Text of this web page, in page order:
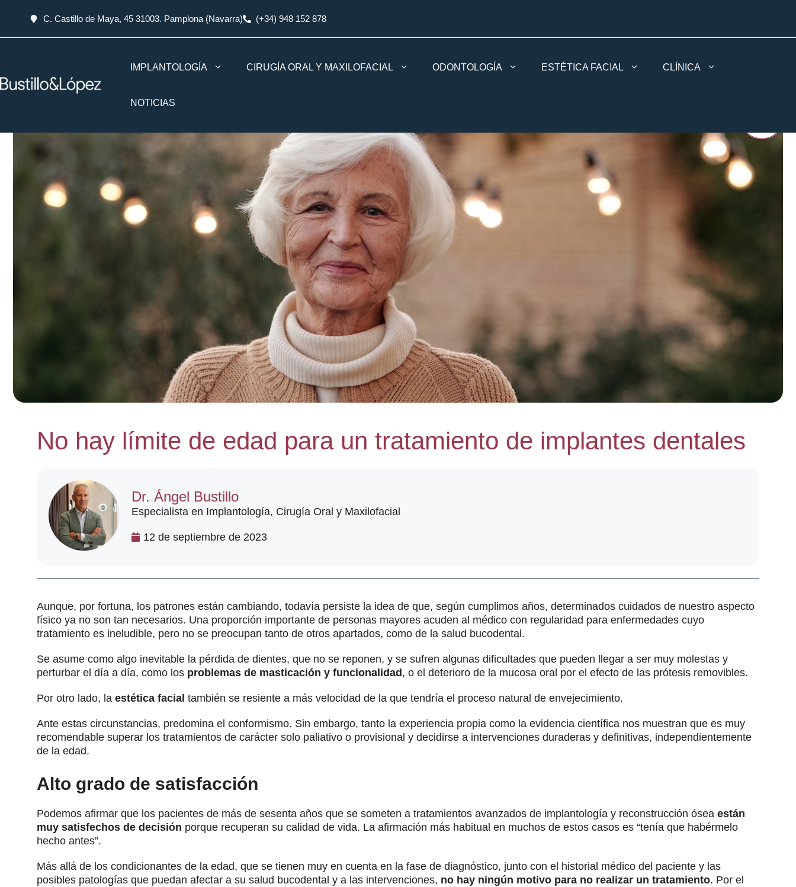
C. Castillo de Maya, 45 31003. Pamplona (Navarra) (+34) 948 152 878
IMPLANTOLOGÍA CIRUGÍA ORAL Y MAXILOFACIAL ODONTOLOGÍA ESTÉTICA FACIAL CLÍNICA
NOTICIAS
No hay límite de edad para un tratamiento de implantes dentales
Dr. Ángel Bustillo
Especialista en Implantología, Cirugía Oral y Maxilofacial
12 de septiembre de 2023
Aunque, por fortuna, los patrones están cambiando, todavía persiste la idea de que, según cumplimos años, determinados cuidados de nuestro aspecto
físico ya no son tan necesarios. Una proporción importante de personas mayores acuden al médico con regularidad para enfermedades cuyo
tratamiento es ineludible, pero no se preocupan tanto de otros apartados, como de la salud bucodental.
Se asume como algo inevitable la pérdida de dientes, que no se reponen, y se sufren algunas dificultades que pueden llegar a ser muy molestas y
perturbar el día a día, como los problemas de masticación y funcionalidad , o el deterioro de la mucosa oral por el efecto de las prótesis removibles.
Por otro lado, la estética facial también se resiente a más velocidad de la que tendría el proceso natural de envejecimiento.
Ante estas circunstancias, predomina el conformismo. Sin embargo, tanto la experiencia propia como la evidencia científica nos muestran que es muy
recomendable superar los tratamientos de carácter solo paliativo o provisional y decidirse a intervenciones duraderas y definitivas, independientemente
de la edad.
Alto grado de satisfacción
Podemos afirmar que los pacientes de más de sesenta años que se someten a tratamientos avanzados de implantología y reconstrucción ósea están
muy satisfechos de decisión porque recuperan su calidad de vida. La afirmación más habitual en muchos de estos casos es “tenía que habérmelo
hecho antes”.
Más allá de los condicionantes de la edad, que se tienen muy en cuenta en la fase de diagnóstico, junto con el historial médico del paciente y las
posibles patologías que puedan afectar a su salud bucodental y a las intervenciones, no hay ningún motivo para no realizar un tratamiento. Por el